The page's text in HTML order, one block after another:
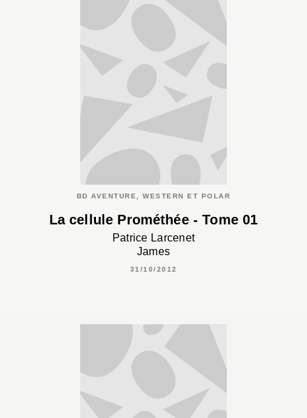
BD AVENTURE, WESTERN ET POLAR
La cellule Prométhée - Tome 01
Patrice Larcenet
James
31/10/2012